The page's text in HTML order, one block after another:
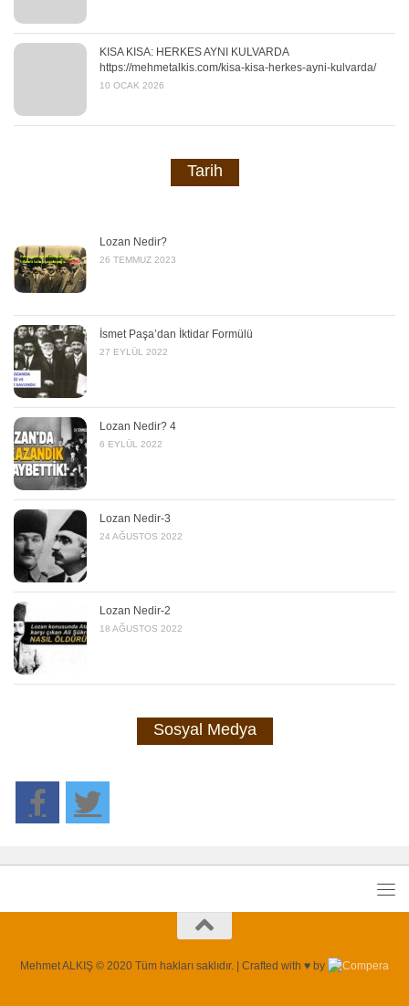
KISA KISA: HERKES AYNI KULVARDA
https://mehmetalkis.com/kisa-kisa-herkes-ayni-kulvarda/
10 OCAK 2026
Tarih
Lozan Nedir?
26 TEMMUZ 2023
İsmet Paşa’dan İktidar Formülü
27 EYLÜL 2022
Lozan Nedir? 4
6 EYLÜL 2022
Lozan Nedir-3
24 AĞUSTOS 2022
Lozan Nedir-2
18 AĞUSTOS 2022
Sosyal Medya
Mehmet ALKIŞ © 2020 Tüm hakları saklıdır. | Crafted with ♥ by